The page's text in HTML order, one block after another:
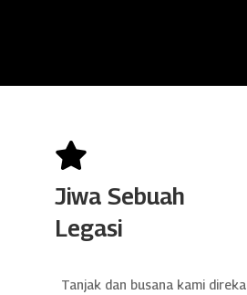

Jiwa Sebuah
Legasi
Tanjak dan busana kami direka